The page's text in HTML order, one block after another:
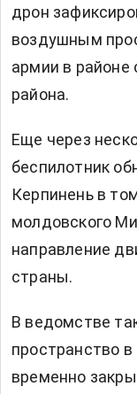
дрон
воздушным
армии в районе
района.
Еще через
беспилотник
Керпинень в
молдовского
направление
страны.
В ведомстве
пространство
временно